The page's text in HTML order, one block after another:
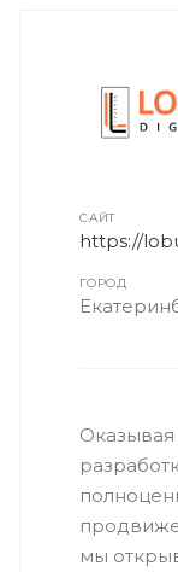
САЙТ
https://
ГОРОД
мы